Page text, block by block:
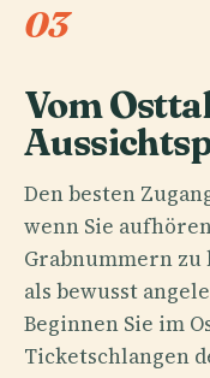
03
Vom
Den besten
wenn Sie
Grabnummern zu
als bewusst
Beginnen Sie im
Ticketschlangen